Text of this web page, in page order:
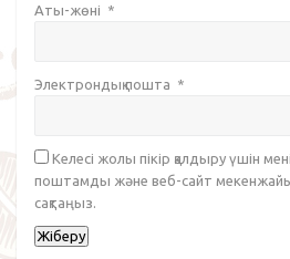
Аты-жөні *
Электрондық пошта *
Келесі жолы пікір қалдыру үшін
поштамды және веб-сайт
сақтаңыз.